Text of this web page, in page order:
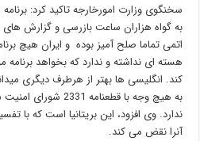
سخنگوی وزارت امورخارجه تاکید کرد:
به گواه هزاران ساعت بازرسی و گزارش های
اتمی تماما صلح آمیز بوده و ایران هیچ
هسته ای نداشته و ندارد که بخواهد
کند. انگلیسی ها بهتر از هرطرف دیگری
به هیچ وجه با
آنرا نقض می کند.